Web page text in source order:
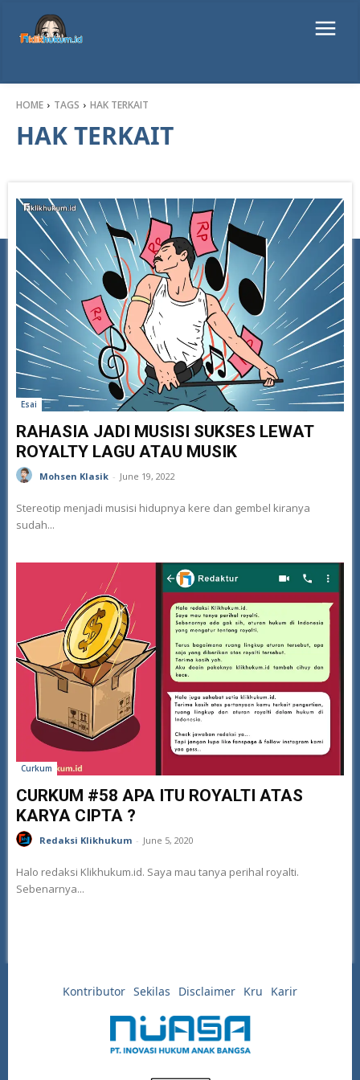
HOME TAGS HAK TERKAIT
HAK TERKAIT
Esai
RAHASIA JADI MUSISI SUKSES LEWAT
ROYALTY LAGU ATAU MUSIK
Mohsen Klasik - June 19, 2022
Stereotip menjadi musisi hidupnya kere dan gembel kiranya
sudah...
Curkum
CURKUM #58 APA ITU ROYALTI ATAS
KARYA CIPTA ?
Redaksi Klikhukum - June 5, 2020
Halo redaksi Klikhukum.id. Saya mau tanya perihal royalti.
Sebenarnya...
Kontributor Sekilas Disclaimer Kru Karir